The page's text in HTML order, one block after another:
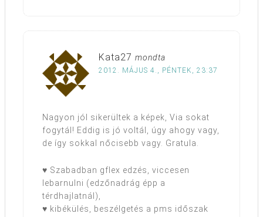
Kata27 mondta
2012. MÁJUS 4., PÉNTEK, 23:37
Nagyon jól sikerültek a képek, Via sokat
fogytál! Eddig is jó voltál, úgy ahogy vagy,
de így sokkal nőcisebb vagy. Gratula.
♥ Szabadban gflex edzés, viccesen
lebarnulni (edzőnadrág épp a
térdhajlatnál),
♥ kibékülés, beszélgetés a pms időszak